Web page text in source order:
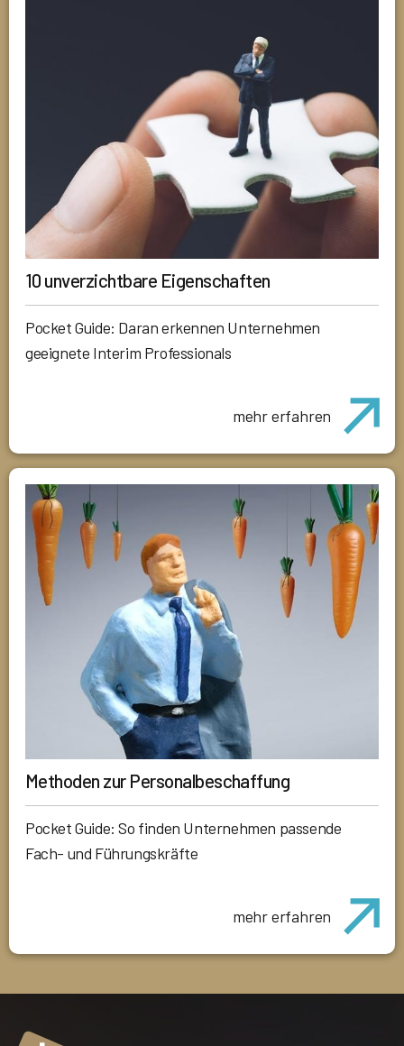
10 unverzichtbare Eigenschaften
Pocket Guide: Daran erkennen Unternehmen
geeignete Interim Professionals
mehr erfahren
Methoden zur Personalbeschaffung
Pocket Guide: So finden Unternehmen passende
Fach- und Führungskräfte
mehr erfahren